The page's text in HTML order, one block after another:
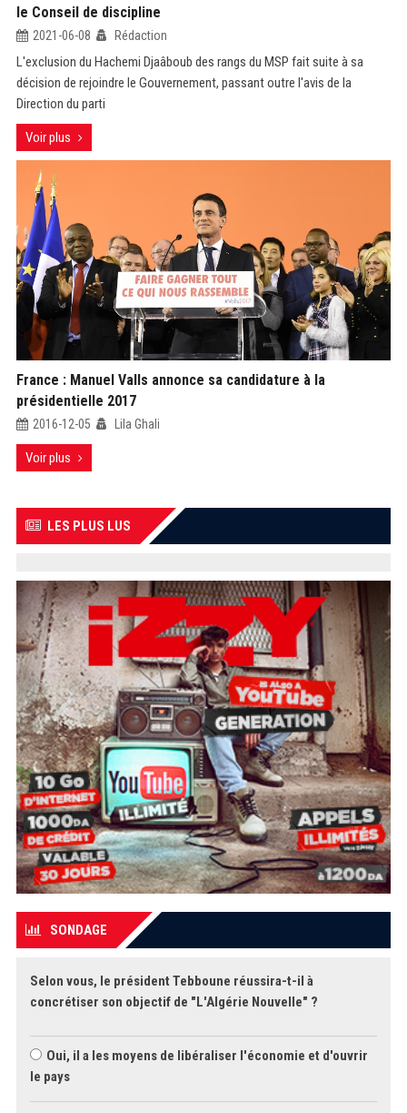
le Conseil de discipline
2021-06-08 Rédaction
L'exclusion du Hachemi Djaâboub des rangs du MSP fait suite à sa
décision de rejoindre le Gouvernement, passant outre l'avis de la
Direction du parti
Voir plus
France : Manuel Valls annonce sa candidature à la
présidentielle 2017
2016-12-05 Lila Ghali
Voir plus
LES PLUS LUS
SONDAGE
Selon vous, le président Tebboune réussira-t-il à
concrétiser son objectif de "L'Algérie Nouvelle" ?
Oui, il a les moyens de libéraliser l'économie et d'ouvrir
le pays